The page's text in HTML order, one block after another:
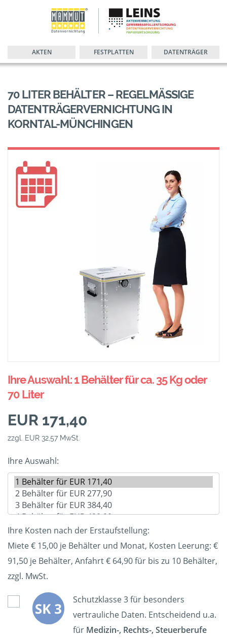
AKTEN FESTPLATTEN DATENTRÄGER
70 LITER BEHÄLTER – REGELMÄSSIGE D
ATENTRÄGERVERNICHTUNG IN K
ORNTAL-MÜNCHINGEN
Ihre Auswahl: 1 Behälter für ca. 35 Kg oder
70 Liter
EUR 171,40
zzgl. EUR 32,57 MwSt.
Ihre Auswahl:
Ihre Kosten nach der Erstaufstellung:
Miete € 15,00 je Behälter und Monat, Kosten Leerung: €
91,50 je Behälter, Anfahrt € 64,90 für bis zu 10 Behälter,
zzgl. MwSt.
Schutzklasse 3 für besonders
vertrauliche Daten. Entscheidend u.a.
für Medizin-, Rechts-, Steuerberufe